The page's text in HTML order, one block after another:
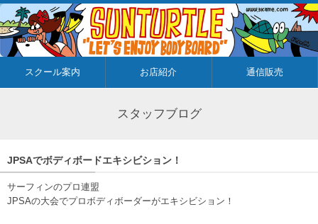
スクール案内 お店紹介 通信販売
スタッフブログ
JPSAでボディボードエキシビション！
サーフィンのプロ連盟
JPSAの大会でプロボディボーダーがエキシビション！